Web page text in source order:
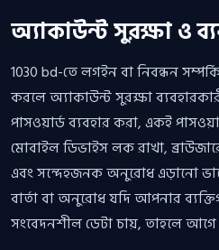
অ্যাকাউন্ট সুরক্ষা ও
1030 bd-তে লগইন বা নিবন্ধন
করলে অ্যাকাউন্ট সুরক্ষা
পাসওয়ার্ড ব্যবহার করা, একই
মোবাইল ডিভাইস লক রাখা,
এবং সন্দেহজনক অনুরোধ এড়ানো
বার্তা বা অনুরোধ যদি আপনার
সংবেদনশীল ডেটা চায়, তাহলে